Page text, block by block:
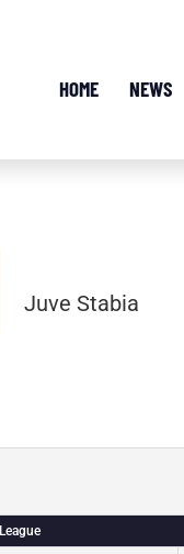
HOME NEWS
Juve Stabia
League